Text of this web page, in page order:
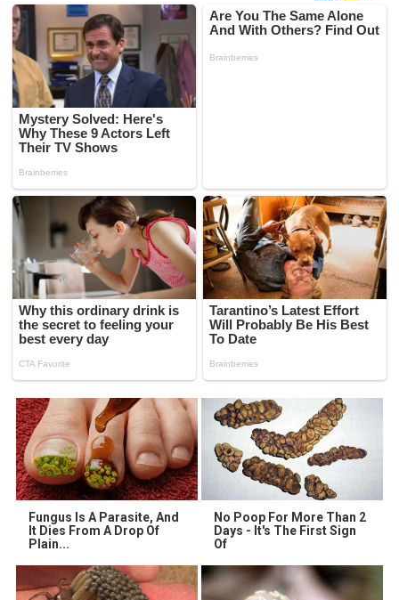
Fungus Is A Parasite, And
It Dies From A Drop Of
Plain...
No Poop For More Than 2
Days - It's The First Sign
Of